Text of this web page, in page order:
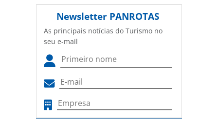
Newsletter PANROTAS
As principais notícias do Turismo no
seu e-mail